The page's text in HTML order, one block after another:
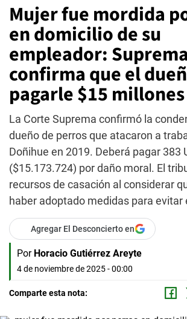
Mujer fue mordida
en domicilio de su
empleador: Suprema
confirma que el
pagarle $15 millones
La Corte Suprema confirmó la
dueño de perros que atacaron a
Doñihue en 2019. Deberá pagar 383
($15.173.724) por daño moral. El
recursos de casación al considerar
haber adoptado medidas para evitar
Agregar El Desconcierto en
Por Horacio Gutiérrez Areyte
4 de noviembre de 2025 - 00:00
Comparte esta nota: